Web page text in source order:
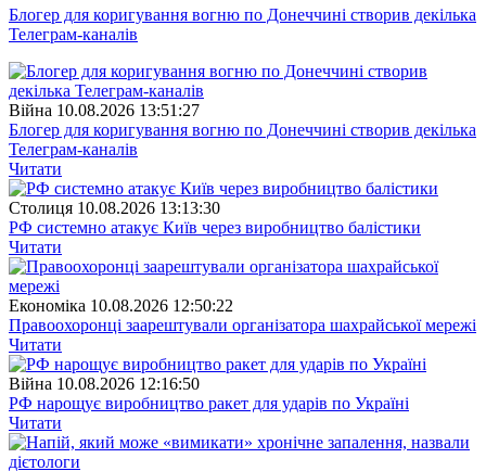
Блогер для коригування вогню по Донеччині створив декілька
Телеграм-каналів
Війна 10.08.2026 13:51:27
Блогер для коригування вогню по Донеччині створив декілька
Телеграм-каналів
Читати
Столиця 10.08.2026 13:13:30
РФ системно атакує Київ через виробництво балістики
Читати
Економіка 10.08.2026 12:50:22
Правоохоронці заарештували організатора шахрайської мережі
Читати
Війна 10.08.2026 12:16:50
РФ нарощує виробництво ракет для ударів по Україні
Читати